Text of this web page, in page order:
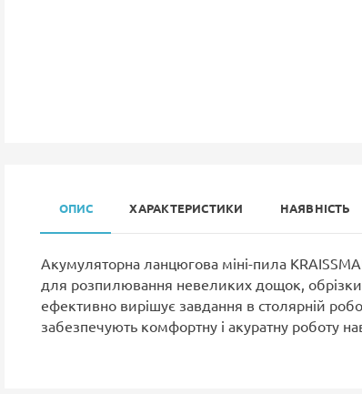
ОПИС ХАРАКТЕРИСТИКИ НАЯВНІСТЬ
Акумуляторна ланцюгова міні-пила
для розпилювання невеликих дощок, обрізки
ефективно вирішує завдання в столярній
забезпечують комфортну і акуратну роботу